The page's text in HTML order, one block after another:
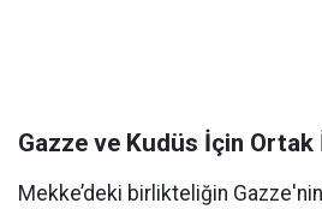
Gazze ve Kudüs İçin
Mekke’deki birlikteliğin Gazze'nin